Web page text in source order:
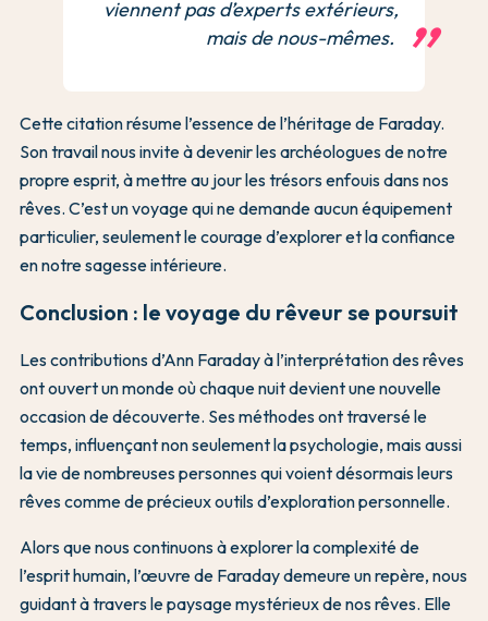
viennent pas d’experts extérieurs,
mais de nous-mêmes.
Cette citation résume l’essence de l’héritage de Faraday.
Son travail nous invite à devenir les archéologues de notre
propre esprit, à mettre au jour les trésors enfouis dans nos
rêves. C’est un voyage qui ne demande aucun équipement
particulier, seulement le courage d’explorer et la confiance
en notre sagesse intérieure.
Conclusion : le voyage du rêveur se poursuit
Les contributions d’Ann Faraday à l’interprétation des rêves
ont ouvert un monde où chaque nuit devient une nouvelle
occasion de découverte. Ses méthodes ont traversé le
temps, influençant non seulement la psychologie, mais aussi
la vie de nombreuses personnes qui voient désormais leurs
rêves comme de précieux outils d’exploration personnelle.
Alors que nous continuons à explorer la complexité de
l’esprit humain, l’œuvre de Faraday demeure un repère, nous
guidant à travers le paysage mystérieux de nos rêves. Elle